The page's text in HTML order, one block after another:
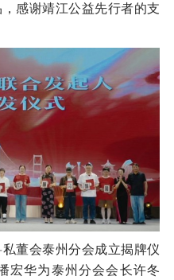
感谢靖江公益先行者的支
董会泰州分会成立揭牌仪
宏华为泰州分会会长许冬